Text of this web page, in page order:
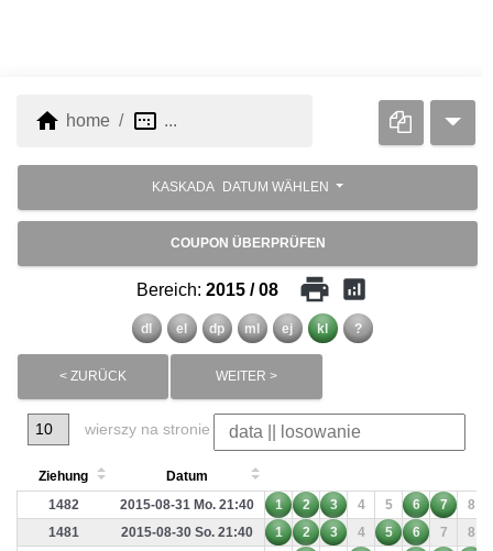
home home image_aspect_ratio ...
KASKADA DATUM WÄHLEN
COUPON ÜBERPRÜFEN
Bereich: 2015 / 08 print analytics
dl el dp ml ej kl ?
< ZURÜCK WEITER >
wierszy na stronie
Ziehung
Datum
1482
2015-08-31 Mo. 21:40 1 2 3 4 5 6 7
8
1481
2015-08-30 So. 21:40 1 2 3 4 5 6 7
8